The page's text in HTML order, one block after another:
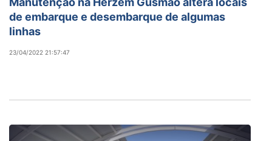
de embarque e desembarque de algumas
linhas
23/04/2022 21:57:47